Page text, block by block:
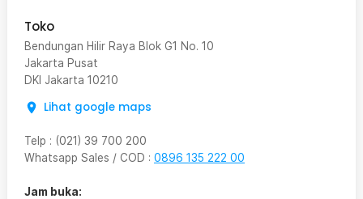
Toko
Bendungan Hilir Raya Blok G1 No. 10
Jakarta Pusat
DKI Jakarta 10210
Lihat google maps
Telp : (021) 39 700 200
Whatsapp Sales / COD : 0896 135 222 00
Jam buka: